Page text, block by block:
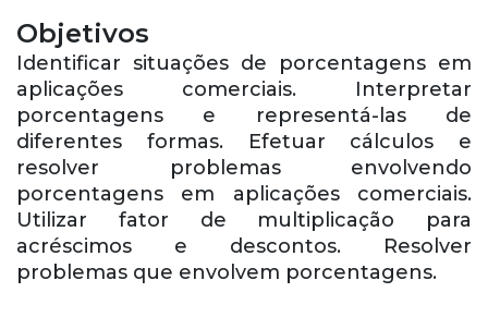
Objetivos
Identificar situações de porcentagens em
aplicações comerciais. Interpretar
porcentagens e representá-las de
diferentes formas. Efetuar cálculos e
resolver problemas envolvendo
porcentagens em aplicações comerciais.
Utilizar fator de multiplicação para
acréscimos e descontos. Resolver
problemas que envolvem porcentagens.